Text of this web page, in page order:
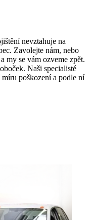
nevztahuje na
Zavolejte nám, nebo
my se vám ozveme zpět.
Naši specialisté
poškození a podle ní